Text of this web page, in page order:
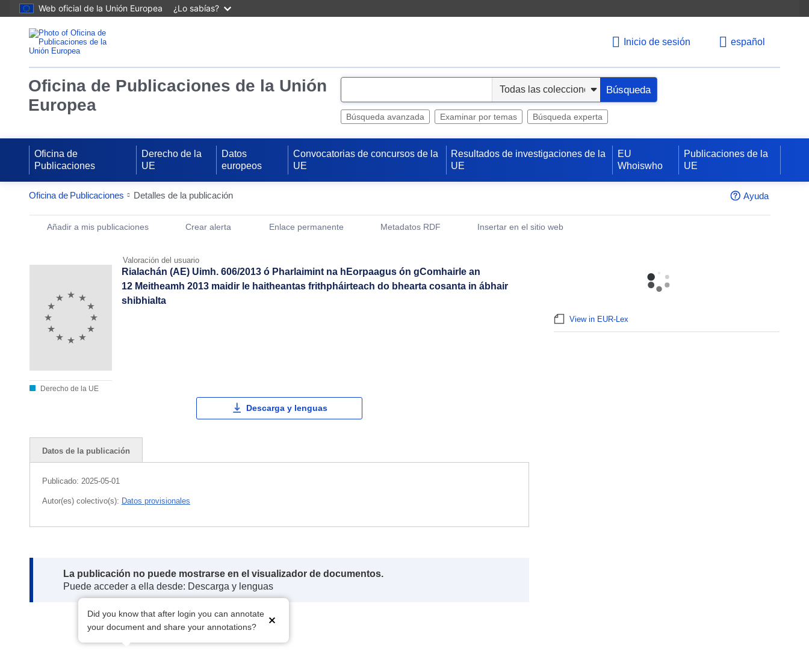
Web oficial de la Unión Europea ¿Lo sabías?
Inicio de sesión español
Oficina de Publicaciones de la Unión
Europea
e
Búsqueda
Búsqueda avanzada Examinar por temas Búsqueda experta
Oficina de
Publicaciones
Derecho de la
UE
Datos
europeos
Convocatorias de concursos de la
UE
Resultados de investigaciones de la
UE
EU
Whoiswho
Publicaciones de la
UE
Oficina de Publicaciones Detalles de la publicación Ayuda
Publication Detail Actions Portlet
Añadir a mis publicaciones Crear alerta Enlace permanente
Metadatos RDF
Insertar en el sitio web
Valoración del usuario
Derecho de la UE
Rialachán (AE) Uimh. 606/2013 ó Pharlaimint na hEorpaagus ón gComhairle an
12 Meitheamh 2013 maidir le haitheantas frithpháirteach do bhearta cosanta in ábhair
shibhialta
Descarga y lenguas
Datos de la publicación
Publicado: 2025-05-01
Autor(es) colectivo(s): Datos provisionales
Note:
La publicación no puede mostrarse en el visualizador de documentos.
Puede acceder a ella desde: Descarga y lenguas
Did you know that after login you can annotate
your document and share your annotations?
View in EUR-Lex